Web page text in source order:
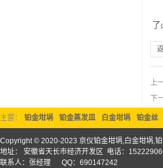
3
上
下
主营： 铂金坩埚 铂金蒸发皿 白金坩埚 铂金丝
Copyright © 2020-2023 京仪铂金坩埚,白金坩埚,
地址： 安徽省天长市经济开发区 电话：
联系人：张经理 QQ：690147242